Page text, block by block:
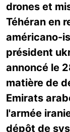
drones et
Téhéran en
américano-
président
annoncé le
matière de
Emirats
l'armée
dépôt de